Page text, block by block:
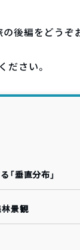
後編をどうぞ
ださい。
「垂直分布」
景観